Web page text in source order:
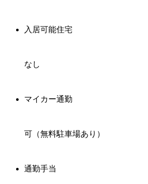
入居可能住宅
なし
マイカー通勤
可（無料駐車場あり）
通勤手当